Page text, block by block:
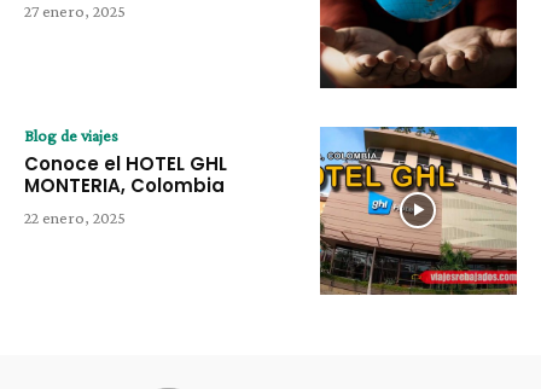
27 enero, 2025
Blog de viajes
Conoce el HOTEL GHL
MONTERIA, Colombia
22 enero, 2025